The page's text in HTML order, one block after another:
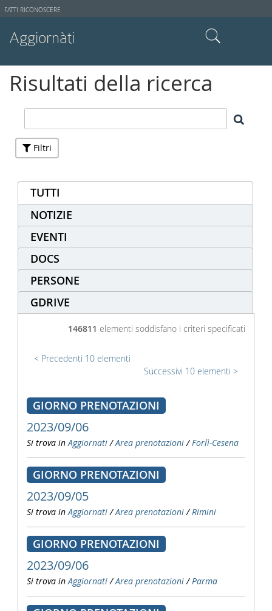
Strumenti
FATTI RICONOSCERE
Aggiornàti
Ricerca avanzata…
Risultati della ricerca
Filtri
TUTTI
NOTIZIE
EVENTI
DOCS
PERSONE
GDRIVE
146811 elementi soddisfano i criteri specificati
Precedenti 10 elementi
Successivi 10 elementi
GIORNO PRENOTAZIONI
2023/09/06
Si trova in Aggiornati /Area prenotazioni /Forlì-Cesena
GIORNO PRENOTAZIONI
2023/09/05
Si trova in Aggiornati /Area prenotazioni /Rimini
GIORNO PRENOTAZIONI
2023/09/06
Si trova in Aggiornati /Area prenotazioni /Parma